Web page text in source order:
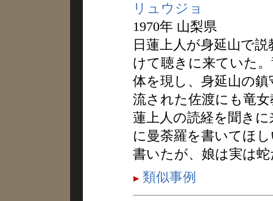
リュウジョ
1970年 山梨県
日蓮上人が身延山で
けて聴きに来ていた
体を現し、身延山の
流された佐渡にも竜
蓮上人の読経を聞き
に曼荼羅を書いてほ
書いたが、娘は実は
類似事例